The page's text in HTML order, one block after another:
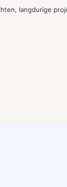
langdurige